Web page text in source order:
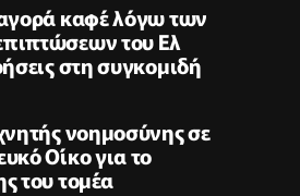
καφέ λόγω των
του Ελ
στη συγκομιδή
νοημοσύνης σε
Οίκο για το
του τομέα